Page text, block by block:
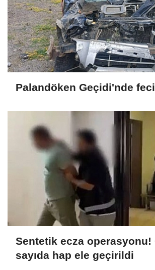
Palandöken Geçidi'nde
Sentetik ecza operasyonu!
sayıda hap ele geçirildi